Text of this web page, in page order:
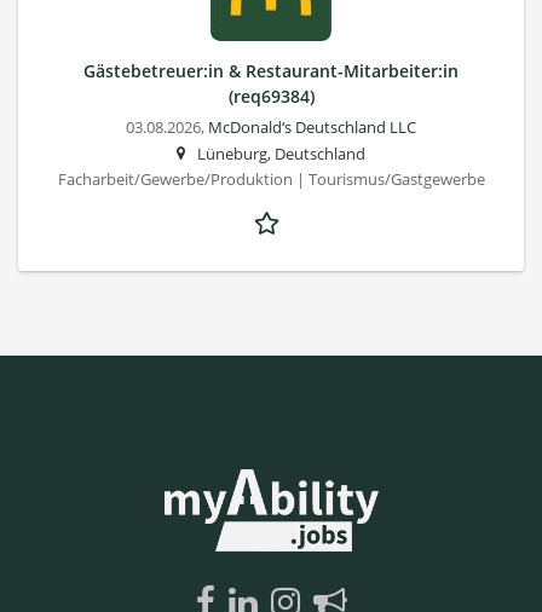
Gästebetreuer:in & Restaurant-Mitarbeiter:in
(req69384)
03.08.2026, McDonald‘s Deutschland LLC
Lüneburg, Deutschland
Facharbeit/Gewerbe/Produktion | Tourismus/Gastgewerbe